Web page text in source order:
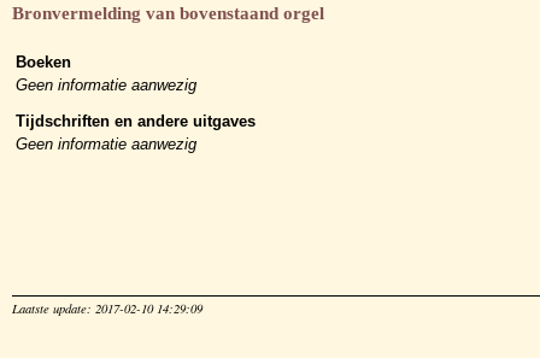
Bronvermelding van bovenstaand orgel
Boeken
Geen informatie aanwezig
Tijdschriften en andere uitgaves
Geen informatie aanwezig
Laatste update: 2017-02-10 14:29:09